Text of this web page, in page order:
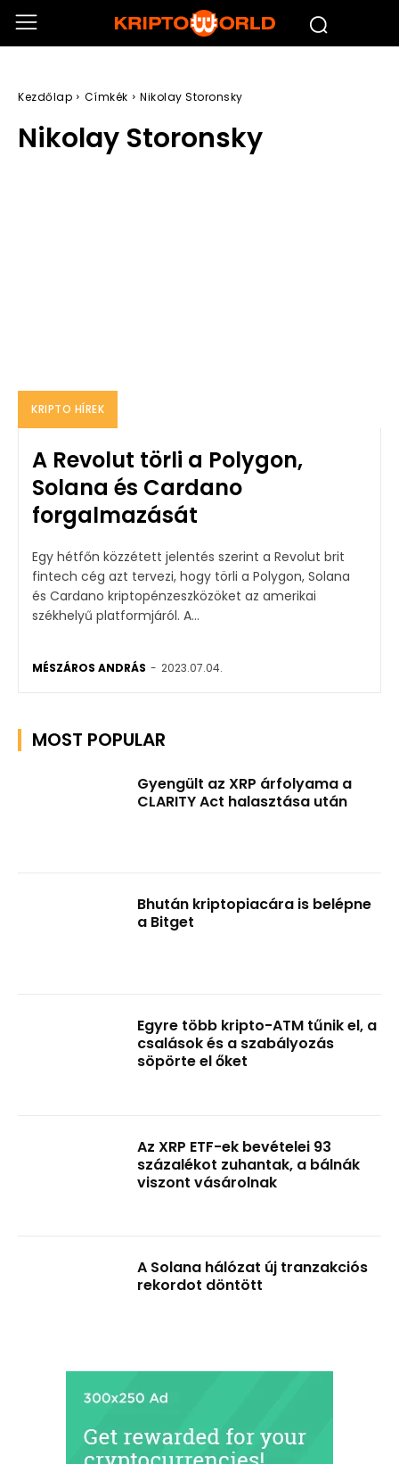
Kezdőlap Címkék Nikolay Storonsky
Nikolay Storonsky
KRIPTO HÍREK
A Revolut törli a Polygon,
Solana és Cardano
forgalmazását
Egy hétfőn közzétett jelentés szerint a Revolut brit
fintech cég azt tervezi, hogy törli a Polygon, Solana
és Cardano kriptopénzeszközöket az amerikai
székhelyű platformjáról. A...
MÉSZÁROS ANDRÁS - 2023.07.04.
MOST POPULAR
Gyengült az XRP árfolyama a
CLARITY Act halasztása után
Bhután kriptopiacára is belépne
a Bitget
Egyre több kripto-ATM tűnik el, a
csalások és a szabályozás
söpörte el őket
Az XRP ETF-ek bevételei 93
százalékot zuhantak, a bálnák
viszont vásárolnak
A Solana hálózat új tranzakciós
rekordot döntött